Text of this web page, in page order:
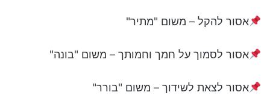
אסור להקל – משום "מתיר"
אסור לסמוך על חמך וחמותך – משום "בונה"
אסור לצאת לשידוך – משום "בורר"